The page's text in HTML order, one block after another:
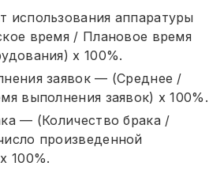
использования аппаратуры
время / Плановое время
x 100%.
заявок — (Среднее /
выполнения заявок) x 100%.
— (Количество брака /
произведенной
100%.